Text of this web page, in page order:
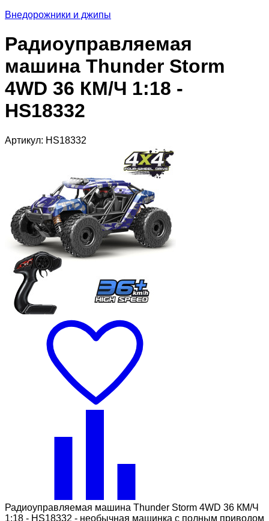
Внедорожники и джипы
Радиоуправляемая
машина Thunder Storm
4WD 36 КМ/Ч 1:18 -
HS18332
Артикул: HS18332
Радиоуправляемая машина Thunder Storm 4WD 36 КМ/Ч
1:18 - HS18332 - необычная машинка с полным приводом